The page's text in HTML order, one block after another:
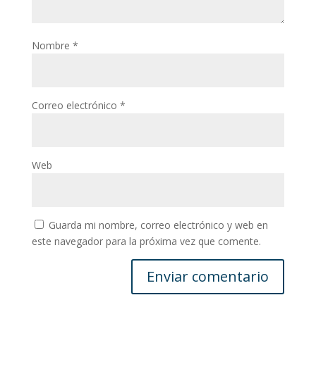
Nombre *
Correo electrónico *
Web
Guarda mi nombre, correo electrónico y web en
este navegador para la próxima vez que comente.